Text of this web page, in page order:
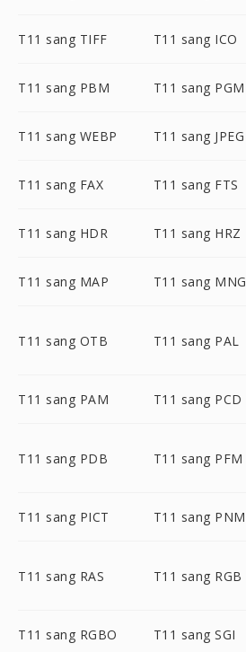
T11 sang TIFF T11 sang ICO
T11 sang PBM T11 sang PGM
T11 sang WEBP T11 sang JPEG
T11 sang FAX T11 sang FTS
T11 sang HDR T11 sang HRZ
T11 sang MAP T11 sang MNG
T11 sang OTB T11 sang PAL
T11 sang PAM T11 sang PCD
T11 sang PDB T11 sang PFM
T11 sang PICT T11 sang PNM
T11 sang RAS T11 sang RGB
T11 sang RGBO T11 sang SGI